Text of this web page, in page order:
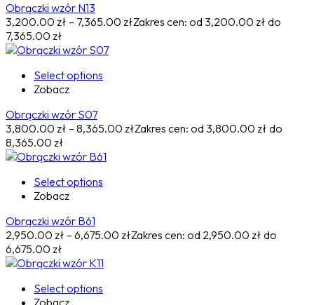
Obrączki wzór N13
3,200.00 zł – 7,365.00 złZakres cen: od 3,200.00 zł do
7,365.00 zł
Select options
Zobacz
Obrączki wzór S07
3,800.00 zł – 8,365.00 złZakres cen: od 3,800.00 zł do
8,365.00 zł
Select options
Zobacz
Obrączki wzór B61
2,950.00 zł – 6,675.00 złZakres cen: od 2,950.00 zł do
6,675.00 zł
Select options